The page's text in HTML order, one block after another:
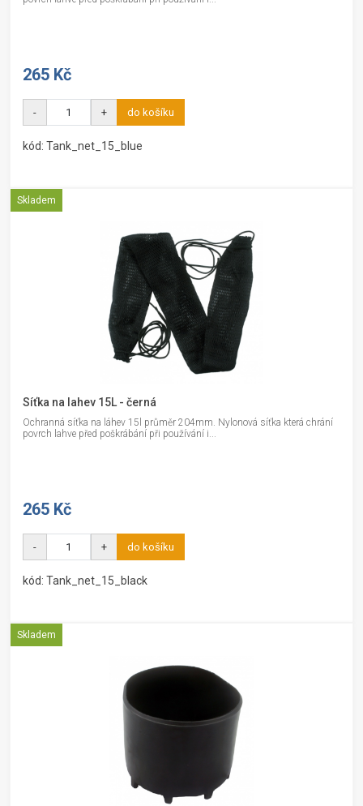
265 Kč
- + do košíku
kód: Tank_net_15_blue
Skladem
Síťka na lahev 15L - černá
Ochranná síťka na láhev 15l průměr 204mm. Nylonová síťka která chrání
povrch lahve před poškrábání při používání i...
265 Kč
- + do košíku
kód: Tank_net_15_black
Skladem